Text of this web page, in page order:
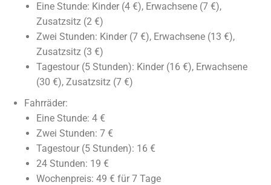
Eine Stunde: Kinder (4 €), Erwachsene (7 €),
Zusatzsitz (2 €)
Zwei Stunden: Kinder (7 €), Erwachsene (13 €),
Zusatzsitz (3 €)
Tagestour (5 Stunden): Kinder (16 €), Erwachsene
(30 €), Zusatzsitz (7 €)
Fahrräder:
Eine Stunde: 4 €
Zwei Stunden: 7 €
Tagestour (5 Stunden): 16 €
24 Stunden: 19 €
Wochenpreis: 49 € für 7 Tage